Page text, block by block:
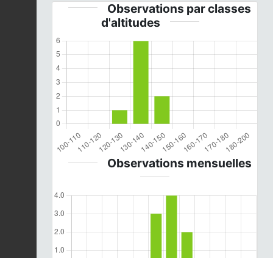
Observations par classes
d'altitudes
Observations mensuelles